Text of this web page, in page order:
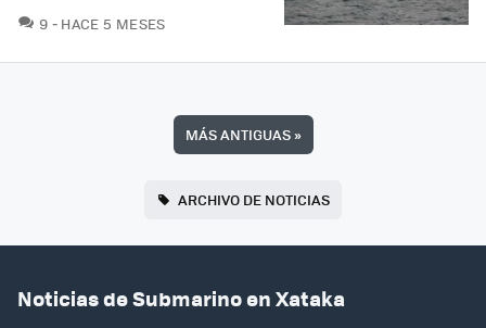
9 COMENTARIOS
HACE 5 MESES
MÁS ANTIGUAS»
ARCHIVO DE NOTICIAS
Noticias de Submarino en Xataka